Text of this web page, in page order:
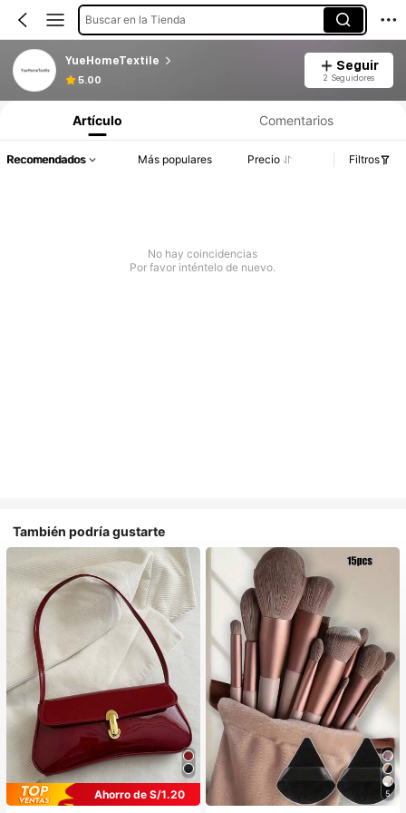
Buscar en la Tienda
YueHomeTextile
5.00
Seguir
2 Seguidores
Artículo Comentarios
Recomendados Más populares Precio Filtros
No hay coincidencias
Por favor inténtelo de nuevo.
También podría gustarte
Ahorro de S/1.20
5